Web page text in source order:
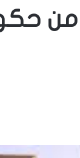
من